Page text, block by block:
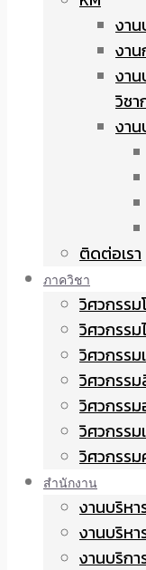
งาน
งา
งา
วิชา
งา
ติดต่อเรา
ภาควิชา
วิศวกรรม
วิศวกรร
วิศวกรร
วิศวกรร
วิศวกรร
วิศวกรรม
วิศวกรร
สำนักงาน
งานบริหา
งานบริหา
งานบริกา